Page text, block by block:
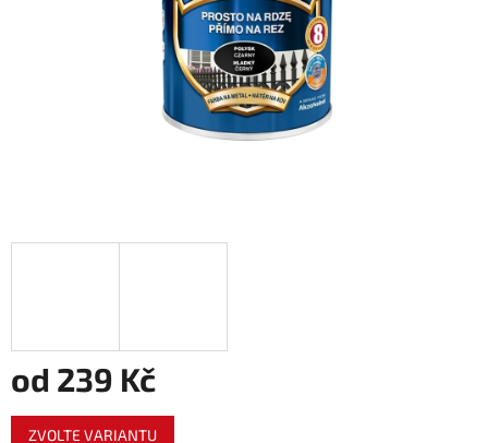
od 239 Kč
Měrná
cena:
ZVOLTE VARIANTU